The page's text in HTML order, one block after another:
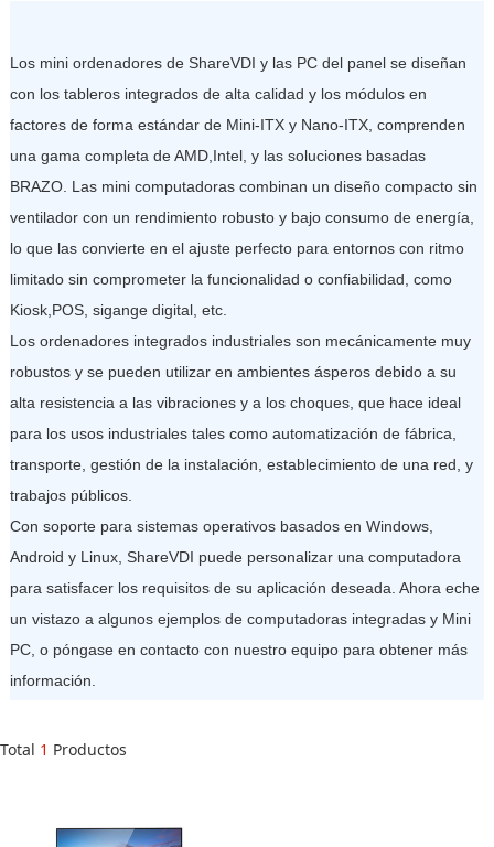
Los mini ordenadores de ShareVDI y las PC del panel se diseñan
con los tableros integrados de alta calidad y los módulos en
factores de forma estándar de Mini-ITX y Nano-ITX, comprenden
una gama completa de AMD,Intel, y las soluciones basadas
BRAZO. Las mini computadoras combinan un diseño compacto sin
ventilador con un rendimiento robusto y bajo consumo de energía,
lo que las convierte en el ajuste perfecto para entornos con ritmo
limitado sin comprometer la funcionalidad o confiabilidad, como
Kiosk,POS, sigange digital, etc.
Los ordenadores integrados industriales son mecánicamente muy
robustos y se pueden utilizar en ambientes ásperos debido a su
alta resistencia a las vibraciones y a los choques, que hace ideal
para los usos industriales tales como automatización de fábrica,
transporte, gestión de la instalación, establecimiento de una red, y
trabajos públicos.
Con soporte para sistemas operativos basados en Windows,
Android y Linux, ShareVDI puede personalizar una computadora
para satisfacer los requisitos de su aplicación deseada. Ahora eche
un vistazo a algunos ejemplos de computadoras integradas y Mini
PC, o póngase en contacto con nuestro equipo para obtener más
información.
Total 1 Productos